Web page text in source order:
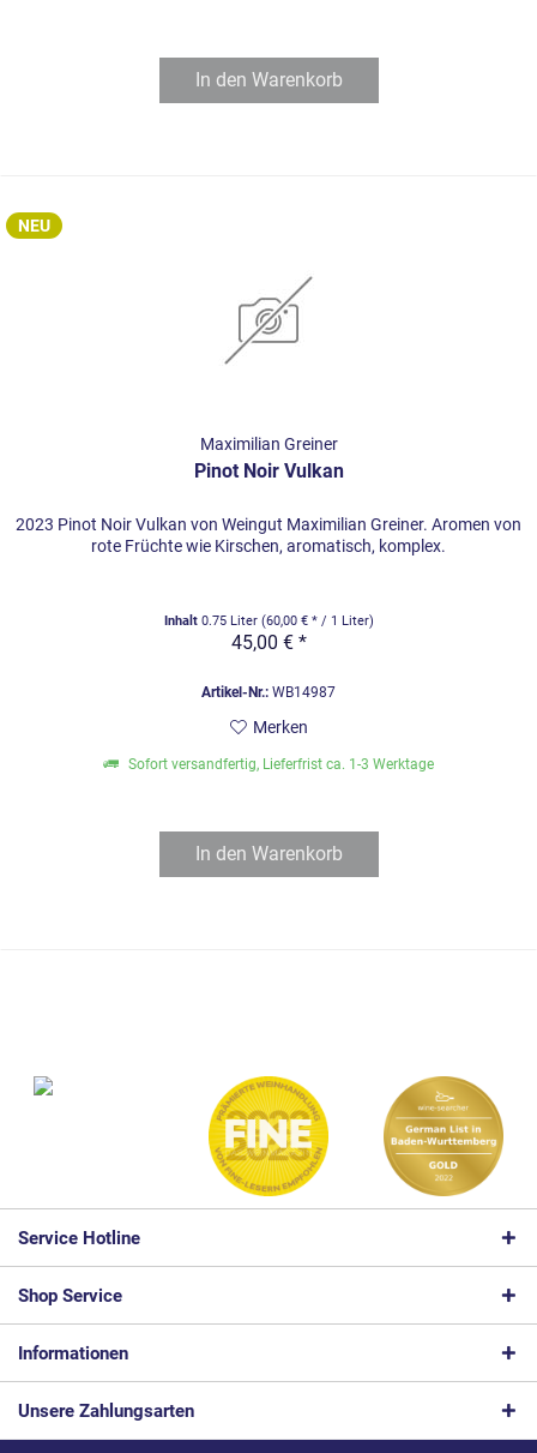
In den Warenkorb
NEU
Maximilian Greiner
Pinot Noir Vulkan
2023 Pinot Noir Vulkan von Weingut Maximilian Greiner. Aromen von
rote Früchte wie Kirschen, aromatisch, komplex.
Inhalt 0.75 Liter (60,00 € * / 1 Liter)
45,00 € *
Artikel-Nr.: WB14987
Merken
Sofort versandfertig, Lieferfrist ca. 1-3 Werktage
In den Warenkorb
Service Hotline
Shop Service
Informationen
Unsere Zahlungsarten